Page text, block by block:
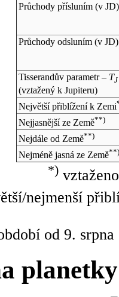
Průchody přísluním (v JD)
Průchody odsluním (v JD)
Tisserandův parametr – TJ
(vztažený k Jupiteru)
Největší přiblížení k Zemi
Nejjasnější ze Země**)
Nejdále od Země**)
Nejméně jasná ze Země**)
*)
nejmenší
od 9.